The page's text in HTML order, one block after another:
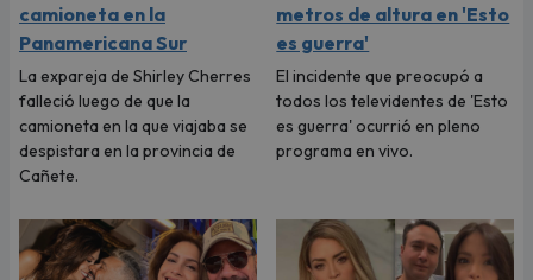
camioneta en la
Panamericana Sur
La expareja de Shirley Cherres
falleció luego de que la
camioneta en la que viajaba se
despistara en la provincia de
Cañete.
metros de altura en 'Esto
es guerra'
El incidente que preocupó a
todos los televidentes de 'Esto
es guerra' ocurrió en pleno
programa en vivo.